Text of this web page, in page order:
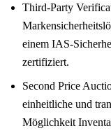
Third-Party
einem IAS-
zertifiziert.
Second Price
einheitliche und
Möglichkeit